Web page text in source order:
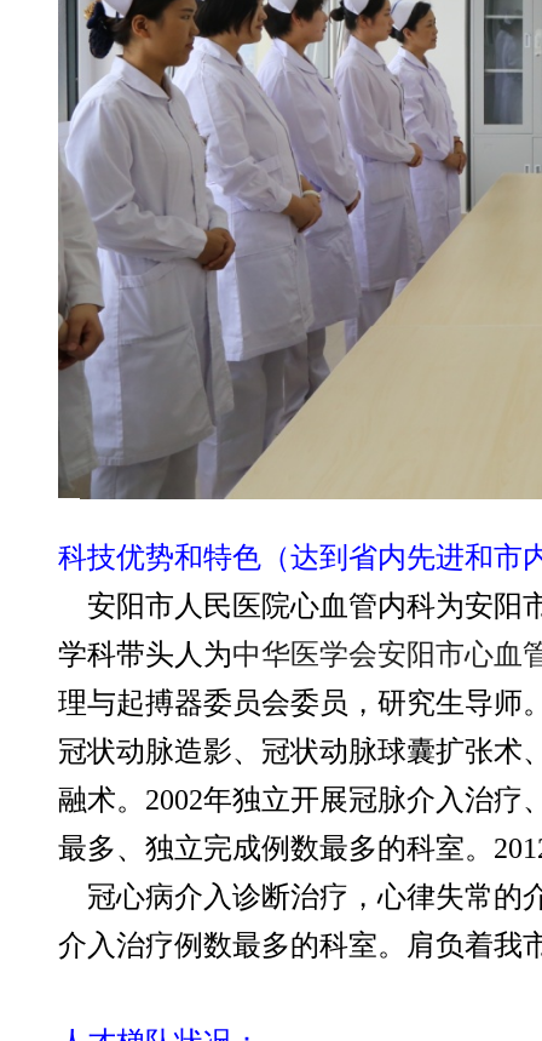
科技优势和特色（达到省内先进和市
安阳市人民医院心血管内科为安阳
学科带头人为中华医学会安阳市心血
理与起搏器委员会委员，研究生导师
冠状动脉造影、冠状动脉球囊扩张术
融术。2002年独立开展冠脉介入治
最多、独立完成例数最多的科室。
冠心病介入诊断治疗，心律失常的
介入治疗例数最多的科室。肩负着我